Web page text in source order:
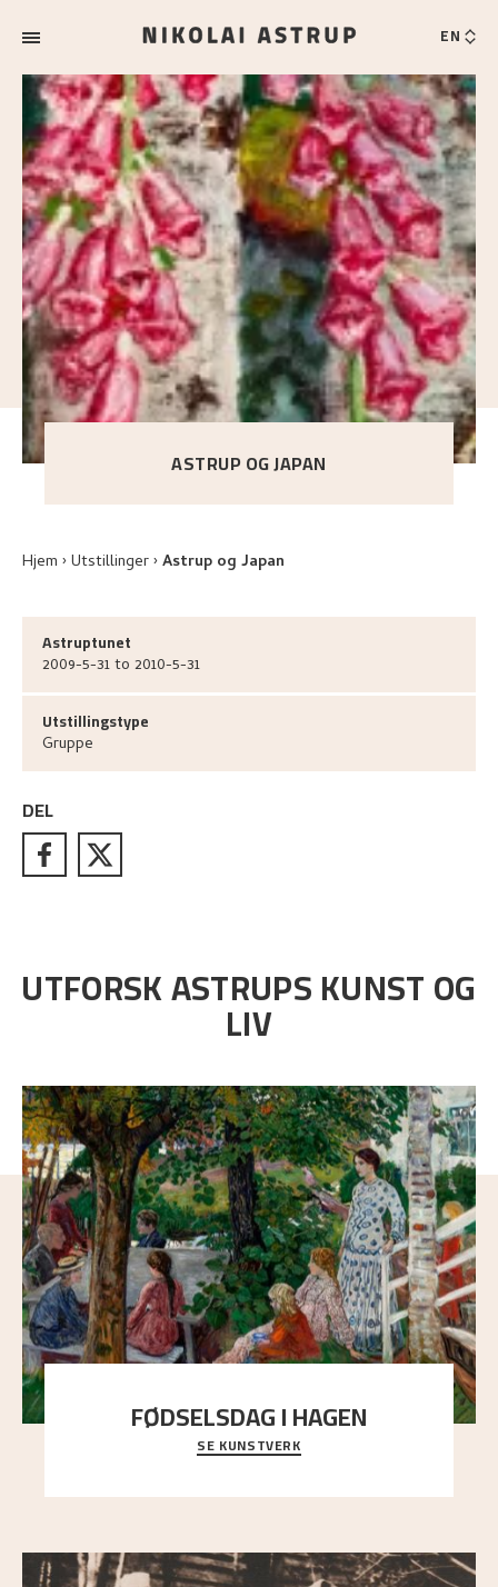
EN
ASTRUP OG JAPAN
Hjem Utstillinger Astrup og Japan
Astruptunet
2009-5-31 to 2010-5-31
Utstillingstype
Gruppe
DEL
UTFORSK ASTRUPS KUNST OG
LIV
FØDSELSDAG I HAGEN
En gruppe mennesker er samlet under de store
trekronene i prestegårdshagen...
SE KUNSTVERK